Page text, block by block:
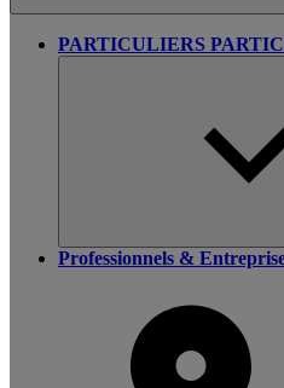
PARTICULIERS
Professionnels &